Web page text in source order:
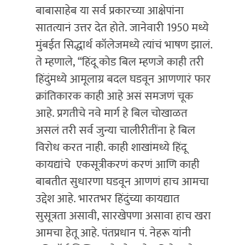
बाबासाहेब या सर्व प्रकारच्या आक्षेपांना
सातत्यानं उत्तर देत होते. जानेवारी 1950 मध्ये
मुंबईत सिद्धार्थ कॉलेजमध्ये त्यांचं भाषण झालं.
ते म्हणाले, ‘‘हिंदू कोड बिल म्हणजे काही तरी
हिंदुंमध्ये आमूलाग्र बदल घडवून आणणारं फार
क्रांतिकारक काही आहे असं समजणं चूक
आहे. प्रगतीचे नवे मार्ग हे बिल चोखाळत
असलं तरी सर्व जुन्या चालीरीतींना हे बिल
विरोध करत नाही. काही शाखांमध्ये हिंदू
कायद्यांचे  एकसूत्रीकरणं करणं आणि काही
बाबतीत सुधारणा घडवून आणणं हाच आमचा
उद्देश आहे. भारतभर हिंदुंच्या कायद्यात
सुसूत्रता असावी, सारखेपणा असावा हाच खरा
आमचा हेतू आहे. पंतप्रधान पं. नेहरू यांनी